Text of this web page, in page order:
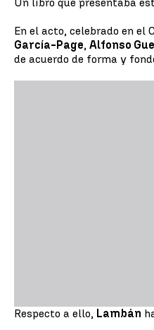
En el acto, celebrado en
García-Page, Alfonso
de acuerdo de forma y
Respecto a ello, Lambán